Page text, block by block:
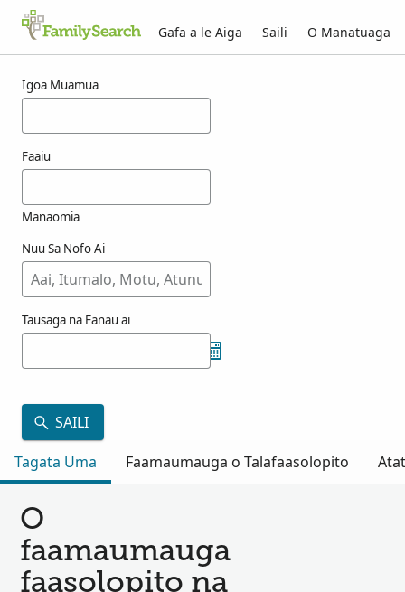
Gafa a le Aiga Saili O Manatuaga
Igoa Muamua
Faaiu
Manaomia
Nuu Sa Nofo Ai
Tausaga na Fanau ai
SAILI
Tagata Uma
Faamaumauga o Talafaasolopito
O
faamaumauga
faasolopito na